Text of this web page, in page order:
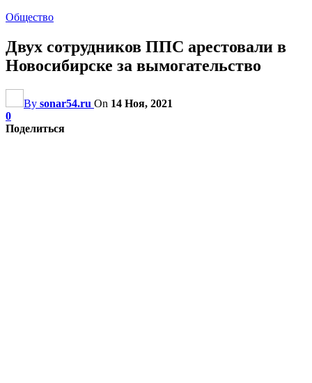
Общество
Двух сотрудников ППС арестовали в
Новосибирске за вымогательство
By sonar54.ru On 14 Ноя, 2021
0
Поделиться